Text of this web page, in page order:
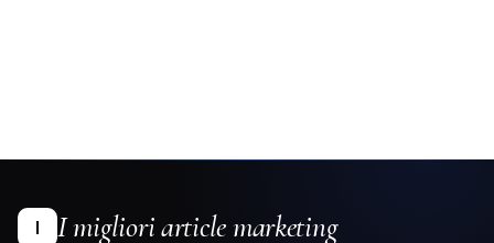
I I migliori article marketing